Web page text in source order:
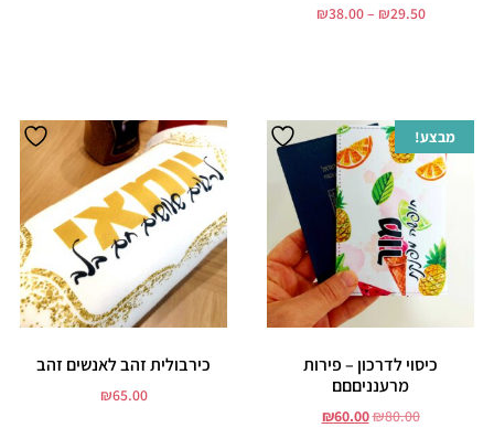
₪29.50
–
₪38.00
מבצע!
כיסוי לדרכון – פירות
מרענניםםם
₪80.00
₪60.00
כירבולית זהב לאנשים זהב
₪65.00